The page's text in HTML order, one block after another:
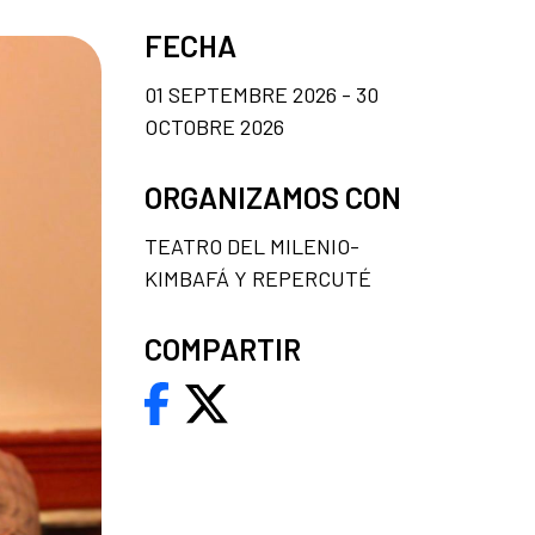
FECHA
01 SEPTEMBRE 2026 - 30
OCTOBRE 2026
ORGANIZAMOS CON
TEATRO DEL MILENIO-
KIMBAFÁ Y REPERCUTÉ
COMPARTIR